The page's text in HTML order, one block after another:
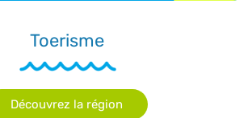
Toerisme
Découvrez la région